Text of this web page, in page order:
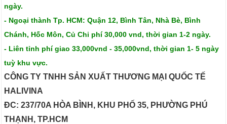
ngày.
- Ngoại thành Tp. HCM: Quận 12, Bình Tân, Nhà Bè, Bình
Chánh, Hốc Môn, Củ Chi phí 30,000 vnd, thời gian 1-2 ngày.
- Liên tỉnh phí giao 33,000vnd - 35,000vnd, thời gian 1- 5 ngày
tuỳ khu vực.
CÔNG TY TNHH SẢN XUẤT THƯƠNG MẠI QUỐC TẾ
HALIVINA
ĐC: 237/70A HÒA BÌNH, KHU PHỐ 35, PHƯỜNG PHÚ
THẠNH, TP.HCM